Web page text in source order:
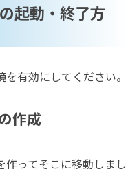
起動・終了方
有効にしてください。
作成
作ってそこに移動しまし